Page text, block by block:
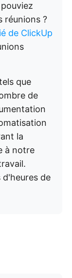
réunions ?
de ClickUp
que
de
la
à notre
d'heures de